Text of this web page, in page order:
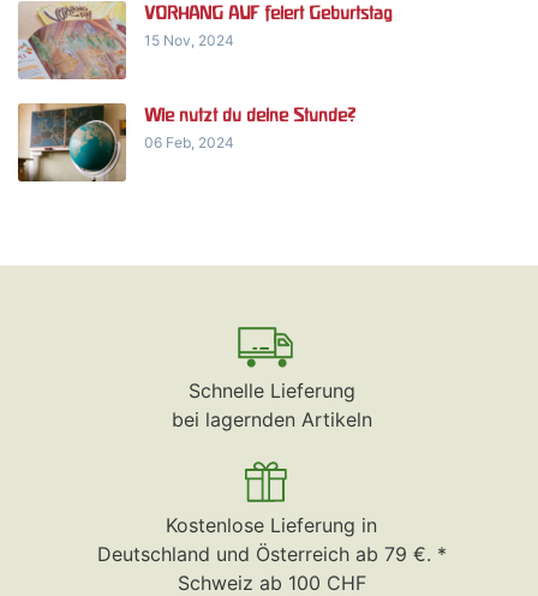
VORHANG AUF feiert Geburtstag
15 Nov, 2024
Wie nutzt du deine Stunde?
06 Feb, 2024
Schnelle Lieferung
bei lagernden Artikeln
Kostenlose Lieferung in
Deutschland und Österreich ab 79 €. *
Schweiz ab 100 CHF